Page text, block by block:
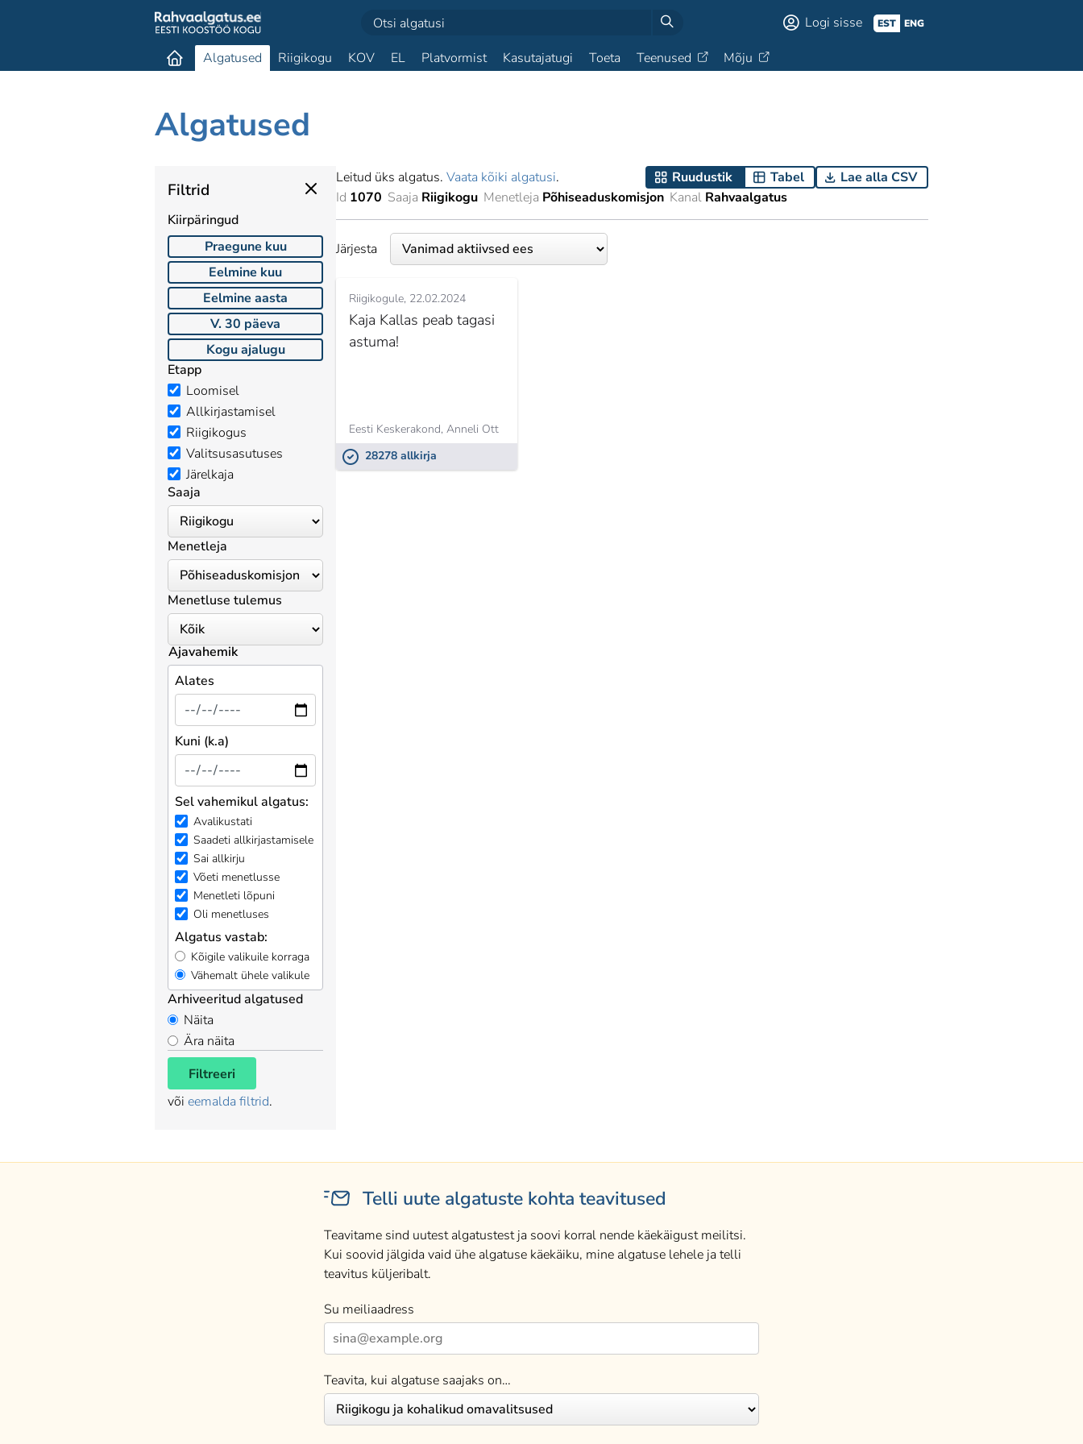
Logi sisse EST ENG
Algatused Riigikogu KOV EL Platvormist Kasutajatugi Toeta Teenused Mõju
Algatused
Filtrid
Kiirpäringud
Praegune kuu
Eelmine kuu
Eelmine aasta
V. 30 päeva
Kogu ajalugu
Etapp
Loomisel
Allkirjastamisel
Riigikogus
Valitsusasutuses
Järelkaja
Saaja
Menetleja
Menetluse tulemus
Ajavahemik
Alates
Kuni (k.a)
Sel vahemikul algatus:
Avalikustati
Saadeti allkirjastamisele
Sai allkirju
Võeti menetlusse
Menetleti lõpuni
Oli menetluses
Algatus vastab:
Kõigile valikuile korraga
Vähemalt ühele valikule
Arhiveeritud algatused
Näita
Ära näita
Filtreeri
või eemalda filtrid.
Leitud üks algatus. Vaata kõiki algatusi. Ruudustik Tabel
Lae alla CSV
Id 1070 Saaja Riigikogu Menetleja Põhiseaduskomisjon Kanal Rahvaalgatus
Järjesta
Riigikogule 22.02.2024
Kaja Kallas peab tagasi
astuma!
Eesti Keskerakond, Anneli Ott
28278 allkirja
Telli uute algatuste kohta teavitused
Teavitame sind uutest algatustest ja soovi korral nende käekäigust meilitsi.
Kui soovid jälgida vaid ühe algatuse käekäiku, mine algatuse lehele ja telli
teavitus küljeribalt.
Su meiliaadress
Teavita, kui algatuse saajaks on…